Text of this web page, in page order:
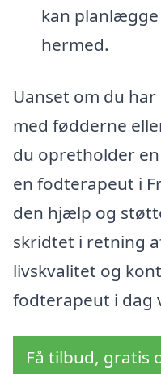
kan
hermed.
Uanset om du
med fødderne
du opretholder
en fodterapeut i
den hjælp og
skridtet i retning
livskvalitet og
fodterapeut i dag
Få tilbud, gratis